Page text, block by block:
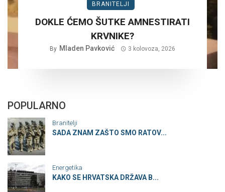
BRANITELJI
DOKLE ĆEMO ŠUTKE AMNESTIRATI
KRVNIKE?
By Mladen Pavković 3 kolovoza, 2026
POPULARNO
Branitelji
SADA ZNAM ZAŠTO SMO RATOV...
Energetika
KAKO SE HRVATSKA DRŽAVA B...